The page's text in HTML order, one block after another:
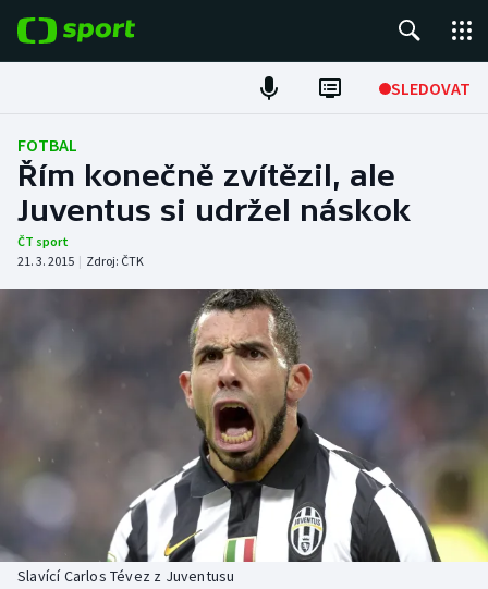
SLEDOVAT
Fotbal
Hokej
Tenis
Atletika
Cyklistika
Americký fotbal
Baseball a softbal
Basketbal
NEPŘEHLÉDNĚTE
Historické návraty
FOTBAL
Řím konečně zvítězil, ale
Juventus si udržel náskok
ČT sport
21. 3. 2015 | Zdroj: ČTK
Slavící Carlos Tévez z Juventusu